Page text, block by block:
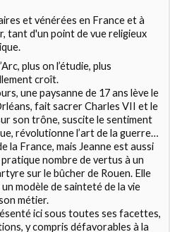
et vénérées en France et à
tant d'un point de vue religieux
plus on l’étudie, plus
croît.
une paysanne de 17 ans lève le
fait sacrer Charles VII et le
son trône, suscite le sentiment
révolutionne l’art de la guerre…
la France, mais Jeanne est aussi
nombre de vertus à un
sur le bûcher de Rouen. Elle
modèle de sainteté de la vie
métier.
ici sous toutes ses facettes,
y compris défavorables à la